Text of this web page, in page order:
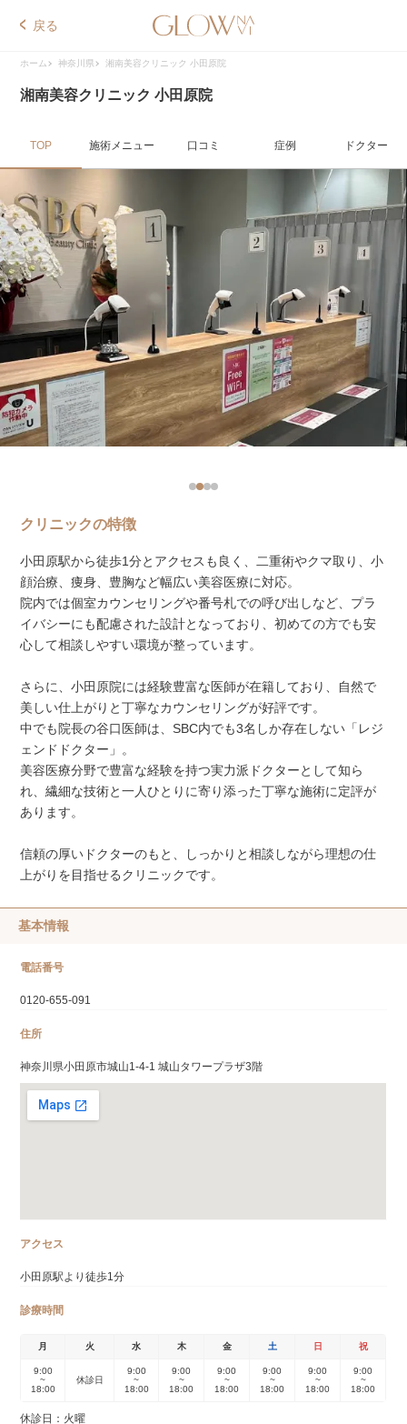
戻る
ホーム 神奈川県 湘南美容クリニック 小田原院
湘南美容クリニック 小田原院
TOP 施術メニュー 口コミ 症例 ドクター
クリニックの特徴
小田原駅から徒歩1分とアクセスも良く、二重術やクマ取り、小
顔治療、痩身、豊胸など幅広い美容医療に対応。
院内では個室カウンセリングや番号札での呼び出しなど、プラ
イバシーにも配慮された設計となっており、初めての方でも安
心して相談しやすい環境が整っています。
さらに、小田原院には経験豊富な医師が在籍しており、自然で
美しい仕上がりと丁寧なカウンセリングが好評です。
中でも院長の谷口医師は、SBC内でも3名しか存在しない「レジ
ェンドドクター」。
美容医療分野で豊富な経験を持つ実力派ドクターとして知ら
れ、繊細な技術と一人ひとりに寄り添った丁寧な施術に定評が
あります。
信頼の厚いドクターのもと、しっかりと相談しながら理想の仕
上がりを目指せるクリニックです。
基本情報
電話番号
0120-655-091
住所
神奈川県小田原市城山1-4-1 城山タワープラザ3階
アクセス
小田原駅より徒歩1分
診療時間
月 火 水 木 金 土 日 祝
9:00
~
18:00
休診日
9:00
~
18:00
9:00
~
18:00
9:00
~
18:00
9:00
~
18:00
9:00
~
18:00
9:00
~
18:00
休診日：火曜